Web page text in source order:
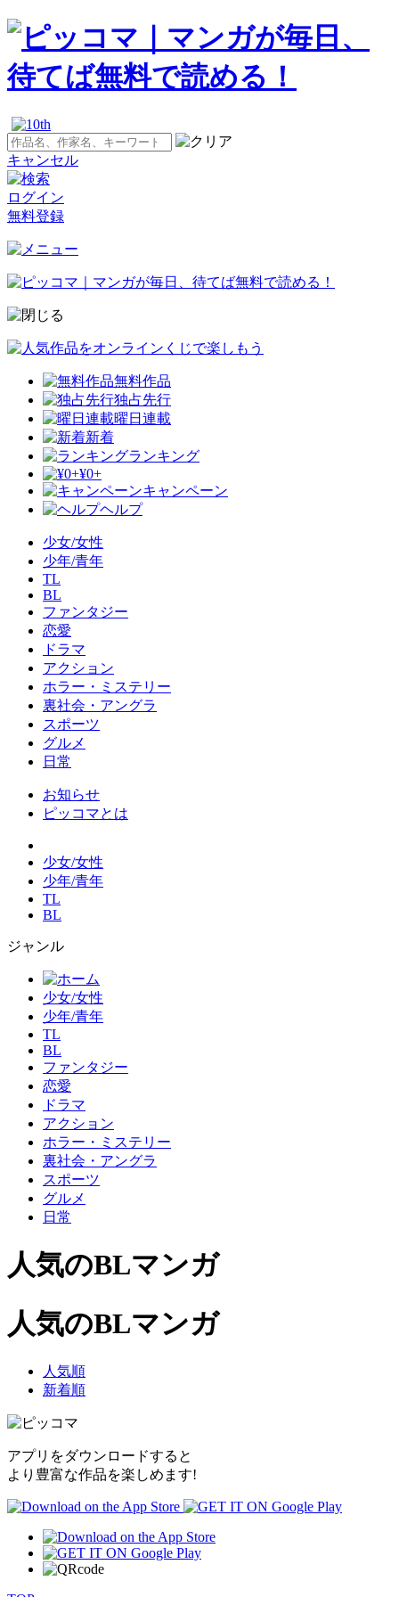
キャンセル
ログイン
無料登録
無料作品
独占先行
曜日連載
新着
ランキング
¥0+
キャンペーン
ヘルプ
少女/女性
少年/青年
TL
BL
ファンタジー
恋愛
ドラマ
アクション
ホラー・ミステリー
裏社会・アングラ
スポーツ
グルメ
日常
お知らせ
ピッコマとは
少女/女性
少年/青年
TL
BL
ジャンル
少女/女性
少年/青年
TL
BL
ファンタジー
恋愛
ドラマ
アクション
ホラー・ミステリー
裏社会・アングラ
スポーツ
グルメ
日常
人気のBLマンガ
人気のBLマンガ
人気順
新着順
アプリをダウンロードすると
より豊富な作品を楽しめます!